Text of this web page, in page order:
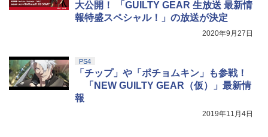
5
Switch2 ケース 即納 スイッチ2 Nintend
o Switch Lite 対応 スイッチ スイッチツ
ー ニンテンドー カバー ポーチ キャリン
グケース 新型 ジョイコン ソフト ケーブ
￥1,100
ニモ MovieNEX / アニメ / Happinet [Bl
u-ray]【宅配便出荷】
ニンテンドープリペイド番号 5000円|オ
ンラインコード版
【純正品】DualSense ワイヤレスコン
マスター TH8S シフター - PC、PS4、P
S5、PS5 Pro、Xbox One、Xbox Serie
s X|S 対応の高精度 H パターン シフター
￥8,698
5
【Amazon.co.jp限定】劇場版モノノ怪
第三章 蛇神 (オリジナル特典:オリジナル
巾着＋メーカー特典:【坤と離】二振りの
大公開！ 「GUILTY GEAR 生放送 最新情
報特盛スペシャル！」の放送が決定
2020年9月27日
PS4
「チップ」や「ポチョムキン」も参戦！
「NEW GUILTY GEAR（仮）」最新情
報
2019年11月4日